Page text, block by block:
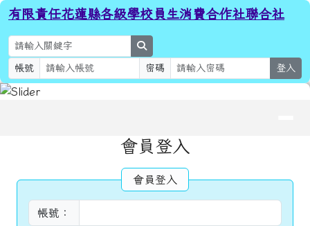
跳至主內容區
有限責任花蓮縣各級學校員生消費
有限責任花蓮縣各級學校員生消費合作社聯合社
帳號 密碼 登入
會員登入
會員登入
帳號：